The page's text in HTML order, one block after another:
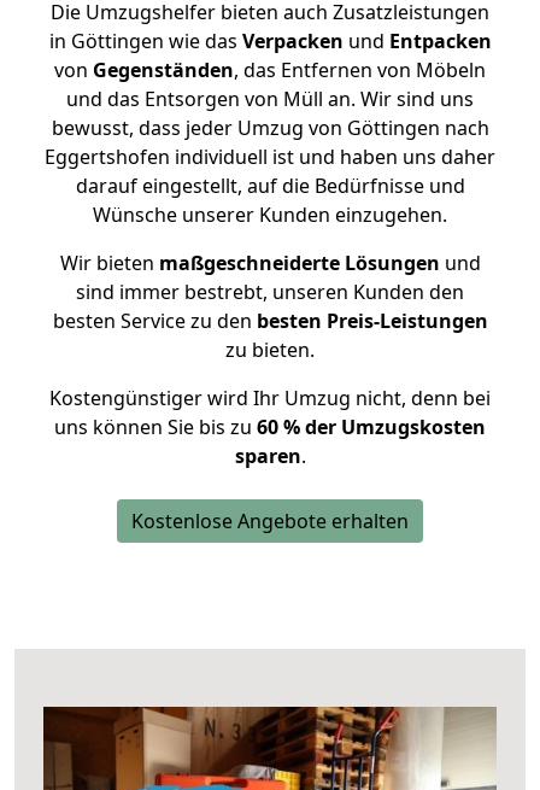
Die Umzugshelfer bieten auch Zusatzleistungen
in Göttingen wie das Verpacken und Entpacken
von Gegenständen, das Entfernen von Möbeln
und das Entsorgen von Müll an. Wir sind uns
bewusst, dass jeder Umzug von Göttingen nach
Eggertshofen individuell ist und haben uns daher
darauf eingestellt, auf die Bedürfnisse und
Wünsche unserer Kunden einzugehen.
Wir bieten maßgeschneiderte Lösungen und
sind immer bestrebt, unseren Kunden den
besten Service zu den besten Preis-Leistungen
zu bieten.
Kostengünstiger wird Ihr Umzug nicht, denn bei
uns können Sie bis zu 60 % der Umzugskosten
sparen.
Kostenlose Angebote erhalten